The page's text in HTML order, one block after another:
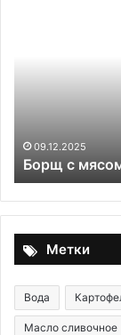
09.12.2025
Борщ с
Метки
Вода
Масло сливочное